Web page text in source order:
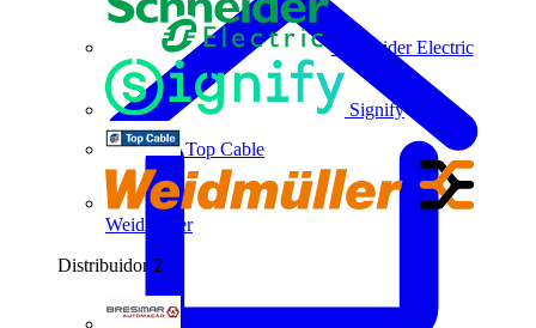
Schneider Electric
Signify
Top Cable
Weidmüller
Distribuidor 2